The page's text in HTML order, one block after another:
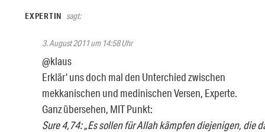
EXPERTIN sagt:
3. August 2011 um 14:58 Uhr
@klaus
Erklär‘ uns doch mal den Unterchied zwischen
mekkanischen und medinischen Versen, Experte.
Ganz übersehen, MIT Punkt:
Sure 4,74: „Es sollen für Allah kämpfen diejenigen, die